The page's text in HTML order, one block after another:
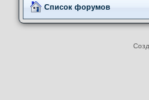
Список форумов